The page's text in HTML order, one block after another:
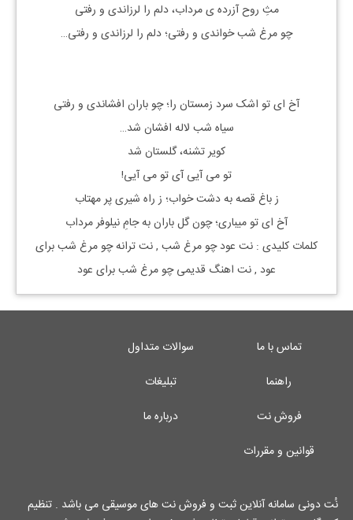
مثِ روح آزرده ی مرداب، دلم را لرزاندی و رفتی
چو مرغ شب خواندی و رفتی؛ دلم را لرزاندی و رفتی…
آخ ای تو اشک سرد زمستان را؛ چو باران افشاندی و رفتی
سیاه شب لاله افشان شد…
کویر تشنه، گلستان شد
تو می آیی آی تو می آیی!
ز باغ قصه به دشت خواب؛ ز راه شیری پر مهتاب
آخ ای تو میباری؛ چون گل باران به جامِ نیلوفر مرداب
کلمات کلیدی : نت عود چو مرغ شب , نت ترانه چو مرغ شب برای
عود , نت اهنگ قدیمی چو مرغ شب برای عود
تماس با ما
سوالات متداول
راهنما
تبلیغات
فروش نت
درباره ما
قوانین و مقررات
نُت دونی سامانه آنلاین ثبت و فروش نت های موسیقی می باشد . تنظیم